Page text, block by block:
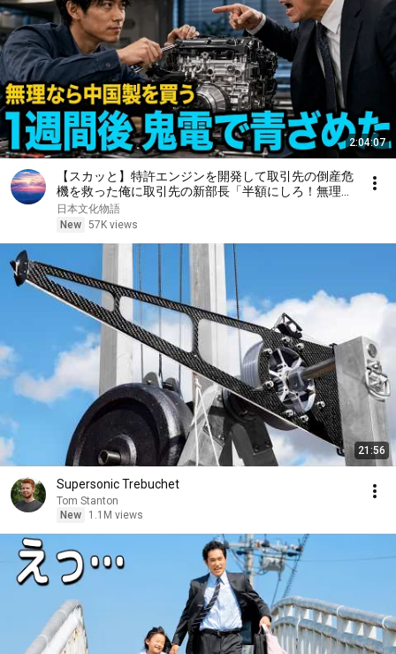
2:04:07
【スカッと】特許エンジンを開発して取引先の倒産危
機を救った俺に取引先の新部長「半額にしろ！無理な
ら中国製を買う」1週間後、部長から鬼電→俺「お宅
の競合と5倍で独占契約済みです」
日本文化物語
New 57K views
21:56
Supersonic Trebuchet
Tom Stanton
New
1.1M views